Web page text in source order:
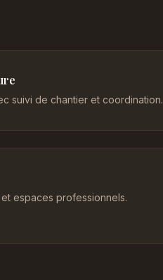
suivi de chantier et coordination.
espaces professionnels.